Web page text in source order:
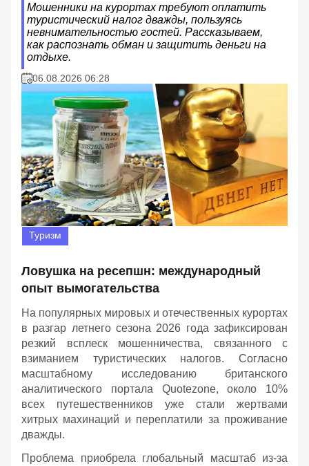
Мошенники на курортах требуют оплатить
туристический налог дважды, пользуясь
невнимательностью гостей. Рассказываем,
как распознать обман и защитить деньги на
отдыхе.
06.08.2026 06:28
Туризм
Ловушка на ресепшн: международный
опыт вымогательства
На популярных мировых и отечественных курортах
в разгар летнего сезона 2026 года зафиксирован
резкий всплеск мошенничества, связанного с
взиманием туристических налогов. Согласно
масштабному исследованию британского
аналитического портала Quotezone, около 10%
всех путешественников уже стали жертвами
хитрых махинаций и переплатили за проживание
дважды.
Проблема приобрела глобальный масштаб из-за